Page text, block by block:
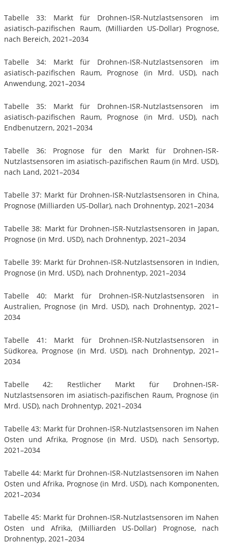
Tabelle 33: Markt für Drohnen-ISR-Nutzlastsensoren im
asiatisch-pazifischen Raum, (Milliarden US-Dollar) Prognose,
nach Bereich, 2021–2034
Tabelle 34: Markt für Drohnen-ISR-Nutzlastsensoren im
asiatisch-pazifischen Raum, Prognose (in Mrd. USD), nach
Anwendung, 2021–2034
Tabelle 35: Markt für Drohnen-ISR-Nutzlastsensoren im
asiatisch-pazifischen Raum, Prognose (in Mrd. USD), nach
Endbenutzern, 2021–2034
Tabelle 36: Prognose für den Markt für Drohnen-ISR-
Nutzlastsensoren im asiatisch-pazifischen Raum (in Mrd. USD),
nach Land, 2021–2034
Tabelle 37: Markt für Drohnen-ISR-Nutzlastsensoren in China,
Prognose (Milliarden US-Dollar), nach Drohnentyp, 2021–2034
Tabelle 38: Markt für Drohnen-ISR-Nutzlastsensoren in Japan,
Prognose (in Mrd. USD), nach Drohnentyp, 2021–2034
Tabelle 39: Markt für Drohnen-ISR-Nutzlastsensoren in Indien,
Prognose (in Mrd. USD), nach Drohnentyp, 2021–2034
Tabelle 40: Markt für Drohnen-ISR-Nutzlastsensoren in
Australien, Prognose (in Mrd. USD), nach Drohnentyp, 2021–
2034
Tabelle 41: Markt für Drohnen-ISR-Nutzlastsensoren in
Südkorea, Prognose (in Mrd. USD), nach Drohnentyp, 2021–
2034
Tabelle 42: Restlicher Markt für Drohnen-ISR-
Nutzlastsensoren im asiatisch-pazifischen Raum, Prognose (in
Mrd. USD), nach Drohnentyp, 2021–2034
Tabelle 43: Markt für Drohnen-ISR-Nutzlastsensoren im Nahen
Osten und Afrika, Prognose (in Mrd. USD), nach Sensortyp,
2021–2034
Tabelle 44: Markt für Drohnen-ISR-Nutzlastsensoren im Nahen
Osten und Afrika, Prognose (in Mrd. USD), nach Komponenten,
2021–2034
Tabelle 45: Markt für Drohnen-ISR-Nutzlastsensoren im Nahen
Osten und Afrika, (Milliarden US-Dollar) Prognose, nach
Drohnentyp, 2021–2034